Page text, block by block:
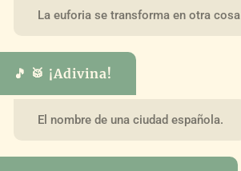
La euforia se transforma en otra
🎵 🥁 ¡Adivina!
El nombre de una ciudad española.